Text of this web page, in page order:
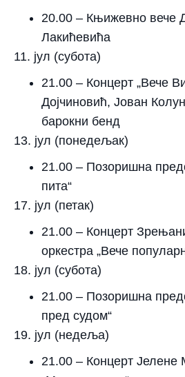
20.00 – Књижевно вече
Лакићевића
11. јул (субота)
21.00 – Концерт „Вече
Дојчиновић, Јован
барокни бенд
13. јул (понедељак)
21.00 – Позоришна
пита“
17. јул (петак)
21.00 – Концерт
оркестра „Вече
18. јул (субота)
21.00 – Позоришна
пред судом“
19. јул (недеља)
21.00 – Концерт Јелене